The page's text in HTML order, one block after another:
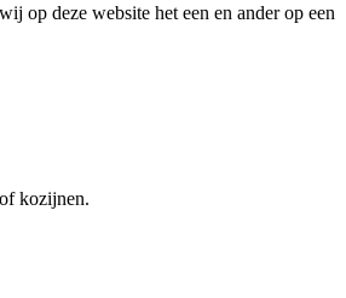
op deze website het een en ander op een
kozijnen.